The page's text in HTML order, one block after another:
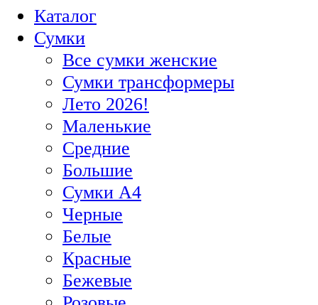
Каталог
Сумки
Все сумки женские
Сумки трансформеры
Лето 2026!
Маленькие
Средние
Большие
Сумки А4
Черные
Белые
Красные
Бежевые